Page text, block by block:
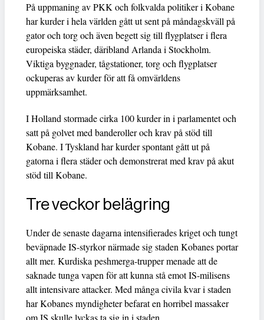
På uppmaning av PKK och folkvalda politiker i Kobane
har kurder i hela världen gått ut sent på måndagskväll på
gator och torg och även begett sig till flygplatser i flera
europeiska städer, däribland Arlanda i Stockholm.
Viktiga byggnader, tågstationer, torg och flygplatser
ockuperas av kurder för att få omvärldens
uppmärksamhet.
I Holland stormade cirka 100 kurder in i parlamentet och
satt på golvet med banderoller och krav på stöd till
Kobane. I Tyskland har kurder spontant gått ut på
gatorna i flera städer och demonstrerat med krav på akut
stöd till Kobane.
Tre veckor belägring
Under de senaste dagarna intensifierades kriget och tungt
beväpnade IS-styrkor närmade sig staden Kobanes portar
allt mer. Kurdiska peshmerga-trupper menade att de
saknade tunga vapen för att kunna stå emot IS-milisens
allt intensivare attacker. Med många civila kvar i staden
har Kobanes myndigheter befarat en horribel massaker
om IS skulle lyckas ta sig in i staden.